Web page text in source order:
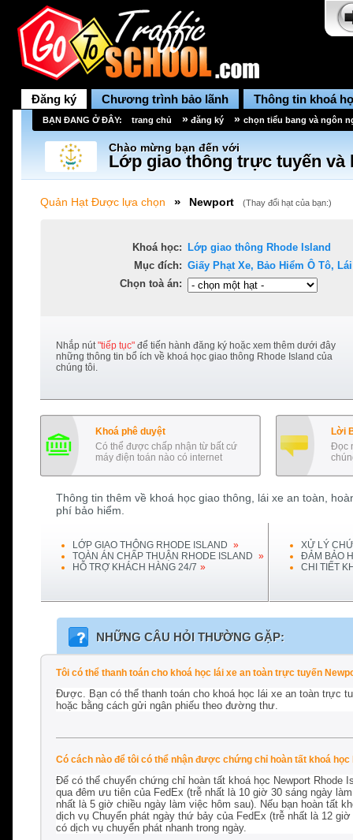
Đăng ký Chương trình bảo lãnh Thông tin khoá
BẠN ĐANG Ở ĐÂY: trang chủ » đăng ký » chọn tiểu bang và ngôn
Chào mừng bạn đến với
Lớp giao thông trực tuyến và
Quản Hạt Được lựa chọn » Newport (Thay đổi hạt của bạn:)
Khoá học:
Mục đích:
Chọn toà án:
Lớp giao thông Rhode Island
Giấy Phạt Xe, Bảo Hiểm Ô Tô,
Nhắp nút"tiếp tục" để tiến hành đăng ký hoặc xem thêm dưới đây
những thông tin bổ ích về khoá học giao thông Rhode Island của
chúng tôi.
Khoá phê duyệt
Có thể được chấp nhận từ bất cứ
máy điện toán nào có internet
Lời
Đọc
Thông tin thêm về khoá học giao thông, lái xe an toàn,
phí bảo hiểm.
LỚP GIAO THÔNG RHODE ISLAND »
TOÀN ÁN CHẤP THUẬN RHODE ISLAND »
HỖ TRỢ KHÁCH HÀNG 24/7 »
XỬ LÝ
ĐẢM BẢO
CHI TIẾT
NHỮNG CÂU HỎI THƯỜNG GẶP:
Tôi có thể thanh toán cho khoá học lái xe an toàn trực tuyến
Được. Bạn có thể thanh toán cho khoá học lái xe an toàn trực
hoặc bằng cách gửi ngân phiếu theo đường thư.
Có cách nào để tôi có thể nhận được chứng chỉ hoàn tất khoá
Để có thể chuyển chứng chỉ hoàn tất khoá học Newport Rhode
qua đêm ưu tiên của FedEx (trễ nhất là 10 giờ 30 sáng ngày
nhất là 5 giờ chiều ngày làm việc hôm sau). Nếu bạn hoàn tất
dịch vụ Chuyển phát ngày thứ bảy của FedEx (trễ nhất là 12
có dịch vụ chuyển phát nhanh trong ngày.